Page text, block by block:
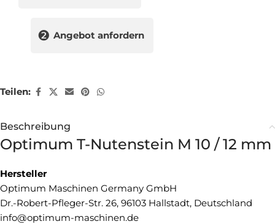
❷ Angebot anfordern
Teilen:
Beschreibung
Optimum T-Nutenstein M 10 / 12 mm
Hersteller
Optimum Maschinen Germany GmbH
Dr.-Robert-Pfleger-Str. 26, 96103 Hallstadt, Deutschland
info@optimum-maschinen.de